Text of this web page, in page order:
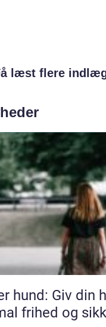
læst flere
hund: Giv din
frihed og